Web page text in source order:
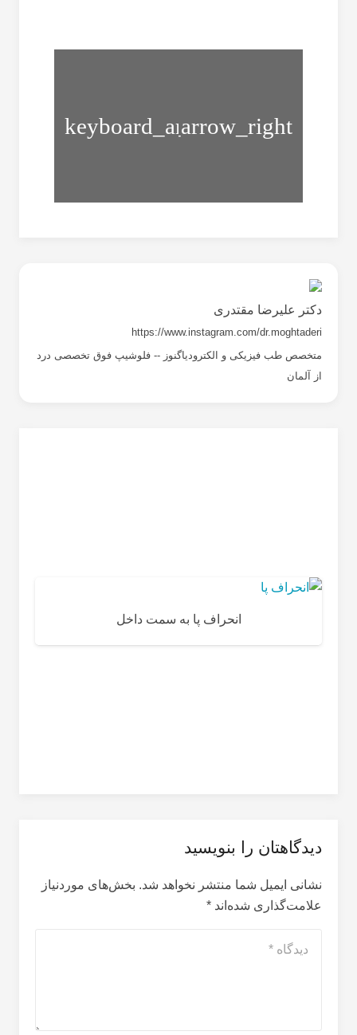
درد
–
درد
–
دکتر علیرضا مقتدری
https://www.instagram.com/dr.moghtaderi
متخصص طب فیزیکی و الکترودیاگنوز -- فلوشیپ فوق تخصصی درد
از آلمان
انحراف پا به سمت داخل
دیدگاهتان را بنویسید
نشانی ایمیل شما منتشر نخواهد شد. بخش‌های موردنیاز
علامت‌گذاری شده‌اند *